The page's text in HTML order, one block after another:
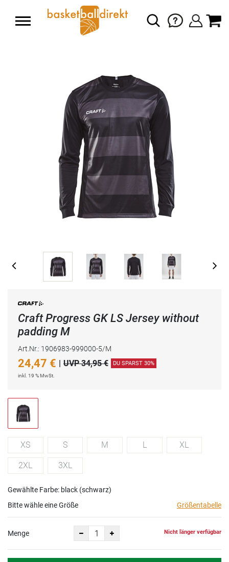
Craft Progress GK LS Jersey without
padding M
Art.Nr.: 1906983-999000-5/M
24,47 € | UVP 34,95 € DU SPARST 30%
inkl. 19 % MwSt.
XS S M L XL
2XL 3XL
Gewählte Farbe: black (schwarz)
Bitte wähle eine Größe
Größentabelle
Menge Nicht länger verfügbar